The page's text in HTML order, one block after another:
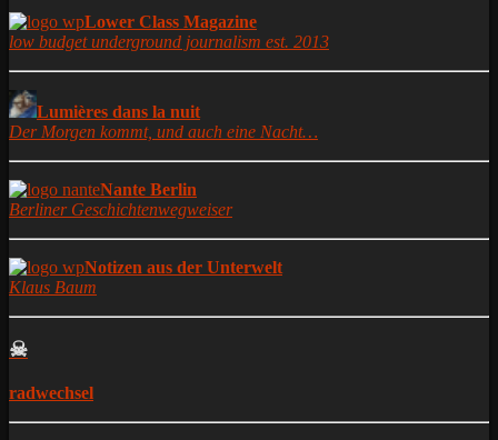
Lower Class Magazine
low budget underground journalism est. 2013
Lumières dans la nuit
Der Morgen kommt, und auch eine Nacht…
Nante Berlin
Berliner Geschichtenwegweiser
Notizen aus der Unterwelt
Klaus Baum
☠
radwechsel